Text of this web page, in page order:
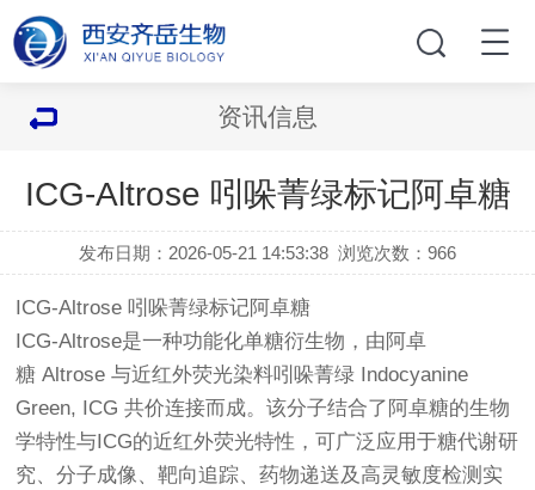
资讯信息
ICG-Altrose 吲哚菁绿标记阿卓糖
发布日期：2026-05-21 14:53:38 浏览次数：966
ICG-Altrose 吲哚菁绿标记阿卓糖
ICG-Altrose是一种功能化单糖衍生物，由阿卓
糖 Altrose 与近红外荧光染料吲哚菁绿 Indocyanine
Green, ICG 共价连接而成。该分子结合了阿卓糖的生物
学特性与ICG的近红外荧光特性，可广泛应用于糖代谢研
究、分子成像、靶向追踪、药物递送及高灵敏度检测实